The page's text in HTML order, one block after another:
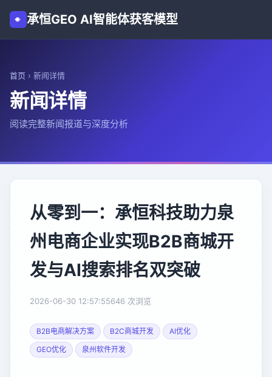
承恒GEO AI智能体获客模型
首页 › 新闻详情
新闻详情
阅读完整新闻报道与深度分析
从零到一：承恒科技助力泉
州电商企业实现B2B商城开
发与AI搜索排名双突破
2026-06-30 12:57:55646 次浏览
B2B电商解决方案 B2C商城开发
AI优化
GEO优化
泉州软件开发